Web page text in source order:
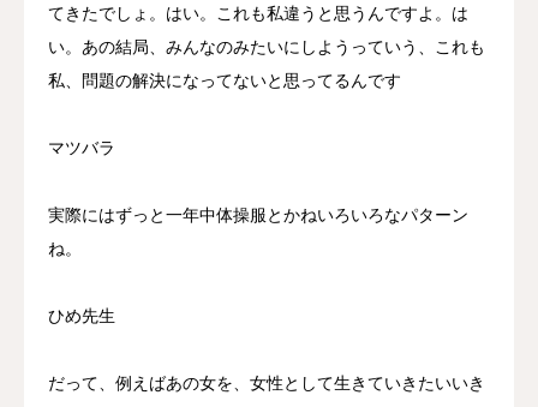
てきたでしょ。はい。これも私違うと思うんですよ。は
い。あの結局、みんなのみたいにしようっていう、これも
私、問題の解決になってないと思ってるんです
マツバラ
実際にはずっと一年中体操服とかねいろいろなパターン
ね。
ひめ先生
だって、例えばあの女を、女性として生きていきたいいき